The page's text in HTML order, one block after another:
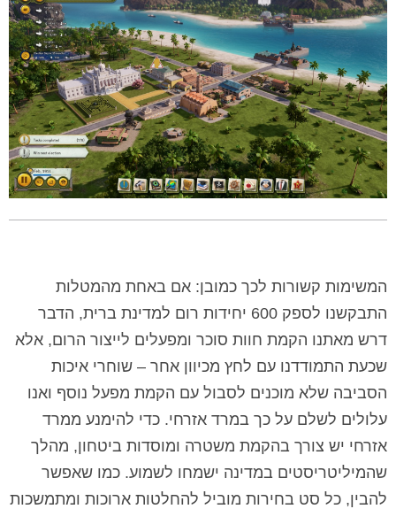
המשימות קשורות לכך כמובן: אם באחת מהמטלות
התבקשנו לספק 600 יחידות רום למדינת ברית, הדבר
דרש מאתנו הקמת חוות סוכר ומפעלים לייצור הרום, אלא
שכעת התמודדנו עם לחץ מכיוון אחר – שוחרי איכות
הסביבה שלא מוכנים לסבול עם הקמת מפעל נוסף ואנו
עלולים לשלם על כך במרד אזרחי. כדי להימנע ממרד
אזרחי יש צורך בהקמת משטרה ומוסדות ביטחון, מהלך
שהמיליטריסטים במדינה ישמחו לשמוע. כמו שאפשר
להבין, כל סט בחירות מוביל להחלטות ארוכות ומתמשכות